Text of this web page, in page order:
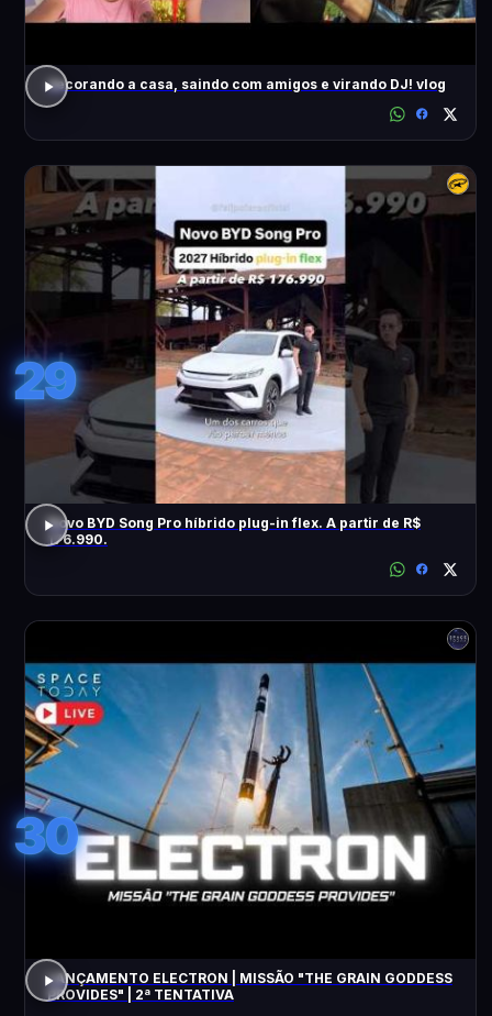
decorando a casa, saindo com amigos e virando DJ! vlog
29
Novo BYD Song Pro híbrido plug-in flex. A partir de R$
176.990.
30
LANÇAMENTO ELECTRON | MISSÃO "THE GRAIN GODDESS
PROVIDES" | 2ª TENTATIVA